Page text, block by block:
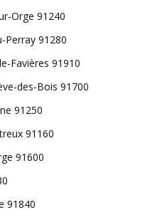
Orge 91240
Perray 91280
Favières 91910
des-Bois 91700
91250
91160
91600
91840